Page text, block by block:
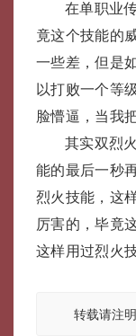
在单职业
竟这个技能的
一些差，但是
以打败一个等
脸懵逼，当我
其实双烈
能的最后一秒
烈火技能，这
厉害的，毕竟
这样用过烈火
转载请注